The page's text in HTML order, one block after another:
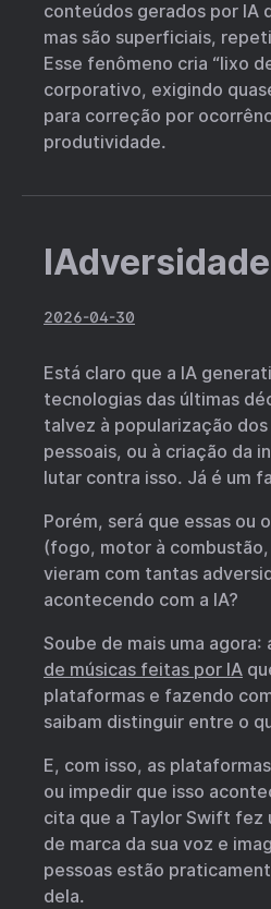
conteúdos gerados por IA
mas são superficiais,
Esse fenômeno cria “lixo
corporativo, exigindo
para correção por
produtividade.
2026-04-30
Está claro que a IA
tecnologias das últimas
talvez à popularização
pessoais, ou à criação da
lutar contra isso. Já é um
Porém, será que essas ou
(fogo, motor à
vieram com tantas
acontecendo com a IA?
Soube de mais uma agora:
de músicas feitas por IA
plataformas e fazendo
saibam distinguir entre o
E, com isso, as
ou impedir que isso
cita que a Taylor Swift fez
de marca da sua voz e
pessoas estão
dela.